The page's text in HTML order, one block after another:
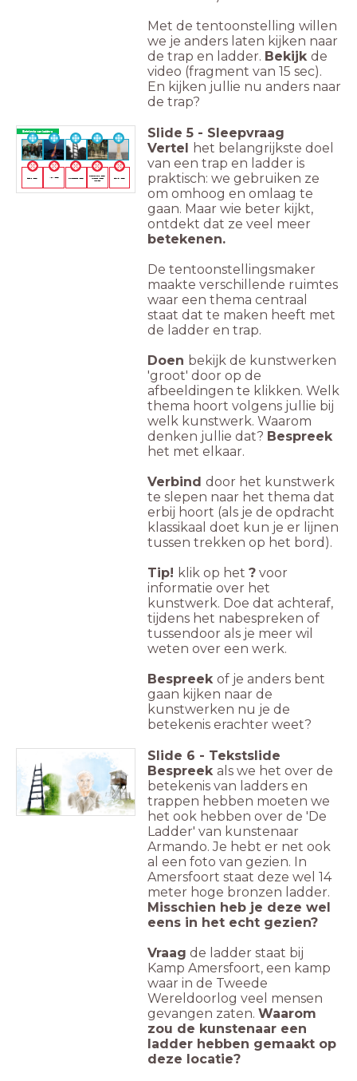
Met de tentoonstelling willen
we je anders laten kijken naar
de trap en ladder. Bekijk de
video (fragment van 15 sec).
En kijken jullie nu anders naar
de trap?
Betekenis van ladders
Werk ladder
Slide 5 - Sleepvraag
Vertel het belangrijkste doel
van een trap en ladder is
praktisch: we gebruiken ze
om omhoog en omlaag te
gaan. Maar wie beter kijkt,
ontdekt dat ze veel meer
betekenen.
De tentoonstellingsmaker
maakte verschillende ruimtes
waar een thema centraal
staat dat te maken heeft met
de ladder en trap.
Doen bekijk de kunstwerken
'groot' door op de
afbeeldingen te klikken. Welk
thema hoort volgens jullie bij
welk kunstwerk. Waarom
denken jullie dat? Bespreek
het met elkaar.
Verbind door het kunstwerk
te slepen naar het thema dat
erbij hoort (als je de opdracht
klassikaal doet kun je er lijnen
tussen trekken op het bord).
Tip! klik op het ? voor
informatie over het
kunstwerk. Doe dat achteraf,
tijdens het nabespreken of
tussendoor als je meer wil
weten over een werk.
Bespreek of je anders bent
gaan kijken naar de
kunstwerken nu je de
betekenis erachter weet?
Slide 6 - Tekstslide
Bespreek als we het over de
betekenis van ladders en
trappen hebben moeten we
het ook hebben over de 'De
Ladder' van kunstenaar
Armando. Je hebt er net ook
al een foto van gezien. In
Amersfoort staat deze wel 14
meter hoge bronzen ladder.
Misschien heb je deze wel
eens in het echt gezien?
Vraag de ladder staat bij
Kamp Amersfoort, een kamp
waar in de Tweede
Wereldoorlog veel mensen
gevangen zaten. Waarom
zou de kunstenaar een
ladder hebben gemaakt op
deze locatie?